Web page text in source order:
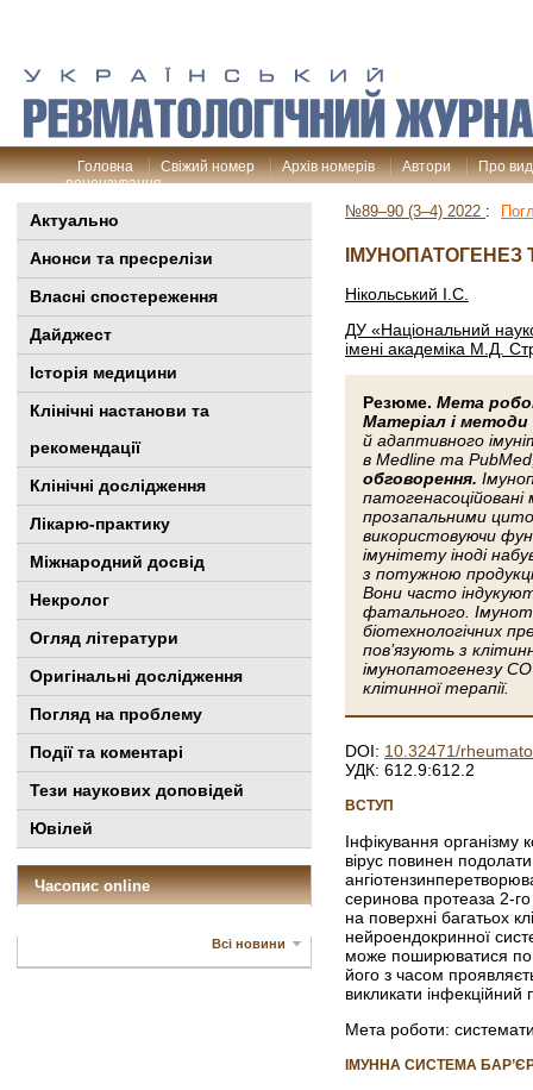
Головна Свіжий номер Архів номерів Автори
Про
рецензування
Актуально
Анонси та пресрелізи
Власні спостереження
Дайджест
Історія медицини
Клінiчні настанови та
рекомендації
Клінічні дослідження
Лікарю-практику
Міжнародний досвід
Некролог
Огляд літератури
Оригінальні дослідження
Погляд на проблему
Події та коментарі
Тези наукових доповідей
Ювілей
Часопис online
Всі новини
№89–90 (3–4) 2022 :
ІМУНОПАТОГЕНЕЗ
Нікольський І.С.
ДУ «Національний
імені академіка М.Д.
Резюме. Мета
Матеріал і методи
й адаптивного
в Medline та
обговорення.
прозапальними
використовуючи
імунітету іноді
з потужною
Вони часто
фатального.
біотехнологічних
пов’язують з
імунопатогенезу
клітинної терапії.
DOI: 10.32471/
УДК: 612.9:612.2
ВСТУП
Інфікування
вірус повинен
серинова протеаза 2-
на поверхні багатьох
нейроендокринної
може поширюватися по
його з часом
викликати інфекційний
Мета роботи:
ІМУННА СИСТЕМА